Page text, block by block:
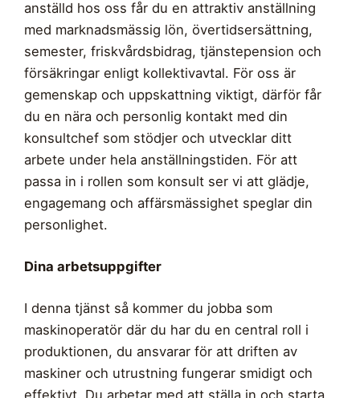
anställd hos oss får du en attraktiv anställning
med marknadsmässig lön, övertidsersättning,
semester, friskvårdsbidrag, tjänstepension och
försäkringar enligt kollektivavtal. För oss är
gemenskap och uppskattning viktigt, därför får
du en nära och personlig kontakt med din
konsultchef som stödjer och utvecklar ditt
arbete under hela anställningstiden. För att
passa in i rollen som konsult ser vi att glädje,
engagemang och affärsmässighet speglar din
personlighet.
Dina arbetsuppgifter
I denna tjänst så kommer du jobba som
maskinoperatör där du har du en central roll i
produktionen, du ansvarar för att driften av
maskiner och utrustning fungerar smidigt och